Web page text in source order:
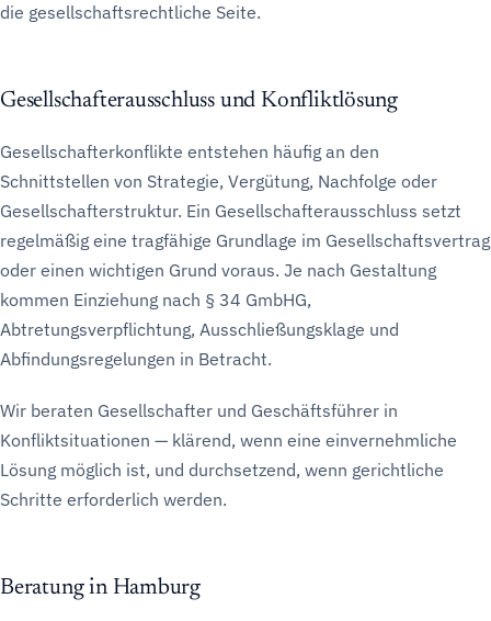
die gesellschaftsrechtliche Seite.
Gesellschafterausschluss und Konfliktlösung
Gesellschafterkonflikte entstehen häufig an den
Schnittstellen von Strategie, Vergütung, Nachfolge oder
Gesellschafterstruktur. Ein Gesellschafterausschluss setzt
regelmäßig eine tragfähige Grundlage im Gesellschaftsvertrag
oder einen wichtigen Grund voraus. Je nach Gestaltung
kommen Einziehung nach § 34 GmbHG,
Abtretungsverpflichtung, Ausschließungsklage und
Abfindungsregelungen in Betracht.
Wir beraten Gesellschafter und Geschäftsführer in
Konfliktsituationen — klärend, wenn eine einvernehmliche
Lösung möglich ist, und durchsetzend, wenn gerichtliche
Schritte erforderlich werden.
Beratung in Hamburg